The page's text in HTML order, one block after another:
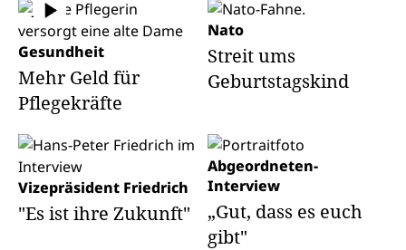
Gesundheit
Mehr Geld für
Pflegekräfte
Nato
Streit ums
Geburtstagskind
Vizepräsident Friedrich
"Es ist ihre Zukunft"
Abgeordneten-
Interview
„Gut, dass es euch
gibt"